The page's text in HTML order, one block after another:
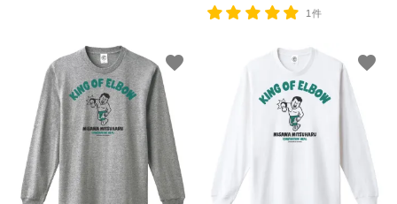
1件
favorite favorite